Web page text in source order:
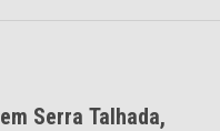
Serra Talhada,